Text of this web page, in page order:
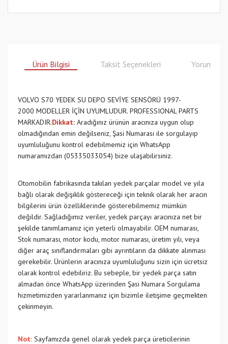
Ürün Bilgisi Taksit Seçenekleri Yorumlar
VOLVO S70 YEDEK SU DEPO SEVİYE SENSÖRÜ 1997-
2000 MODELLER İÇİN UYUMLUDUR. PROFESSIONAL PARTS
MARKADIR.Dikkat: Aradığınız ürünün aracınıza uygun olup
olmadığından emin değilseniz, Şasi Numarası ile sorgulayıp
uyumluluğunu kontrol edebilmemiz için WhatsApp
numaramızdan (05335033054) bize ulaşabilirsiniz.
Otomobilin fabrikasında takılan yedek parçalar model ve yıla
bağlı olarak değişiklik göstereceği için teknik olarak her aracın
bilgilerini ürün özelliklerinde gösterebilmemiz mümkün
değildir. Sağladığımız veriler, yedek parçayı aracınıza net bir
şekilde tanımlamanız için yeterli olmayabilir. OEM numarası,
Stok numarası, motor kodu, motor numarası, üretim yılı, veya
diğer araç sınıflandırmaları gibi ayrıntıların da dikkate alınması
gerekebilir. Ürünlerin aracınıza uyumluluğunu sizin için ücretsiz
olarak kontrol edebiliriz. Bu sebeple, bir yedek parça satın
almadan önce WhatsApp üzerinden Şasi Numara Sorgulama
hizmetimizden yararlanmanız için bizimle iletişime geçmekten
çekinmeyin.
Not: Sayfamızda genel olarak yedek parça üreticilerinin